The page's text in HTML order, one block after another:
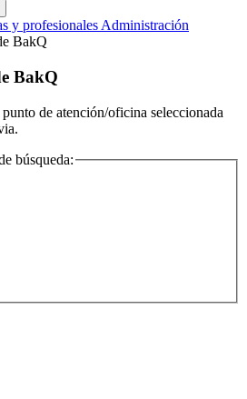
y profesionales Administración
BakQ
BakQ
de atención/oficina seleccionada
búsqueda: